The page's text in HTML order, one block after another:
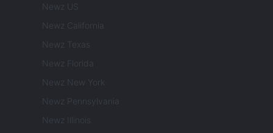
Newz US
Newz California
Newz Texas
Newz Florida
Newz New York
Newz Pennsylvania
Newz Illinois